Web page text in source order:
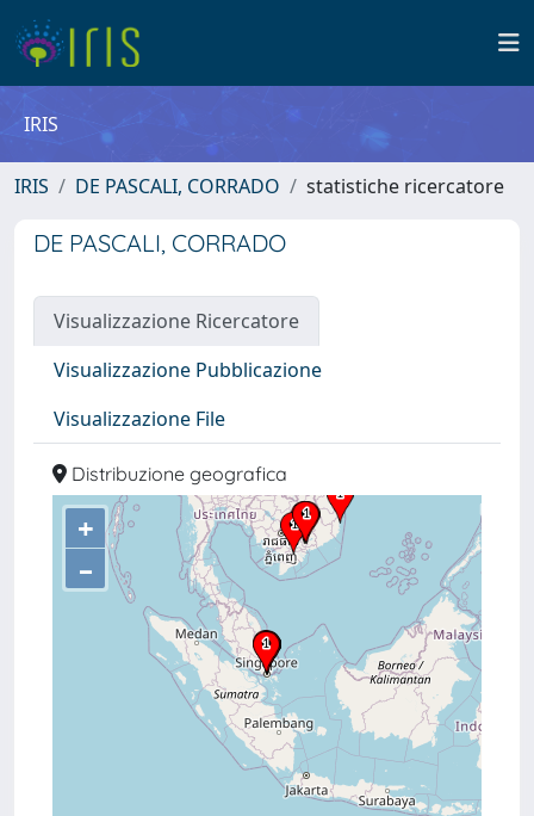
IRIS
IRIS DE PASCALI, CORRADO statistiche ricercatore
DE PASCALI, CORRADO
Visualizzazione Ricercatore
Visualizzazione Pubblicazione
Visualizzazione File
Distribuzione geografica
+
–